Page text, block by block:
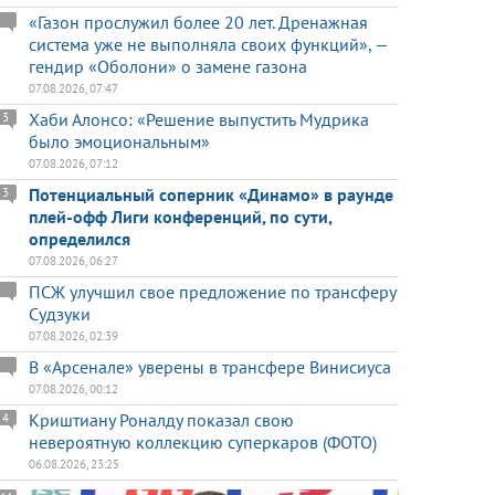
«Газон прослужил более 20 лет. Дренажная
система уже не выполняла своих функций», —
гендир «Оболони» о замене газона
07.08.2026, 07:47
Хаби Алонсо: «Решение выпустить Мудрика
было эмоциональным»
3
07.08.2026, 07:12
Потенциальный соперник «Динамо» в раунде
плей-офф Лиги конференций, по сути,
определился
3
07.08.2026, 06:27
ПСЖ улучшил свое предложение по трансферу
Судзуки
07.08.2026, 02:39
В «Арсенале» уверены в трансфере Винисиуса
07.08.2026, 00:12
Криштиану Роналду показал свою
невероятную коллекцию суперкаров (ФОТО)
4
06.08.2026, 23:25